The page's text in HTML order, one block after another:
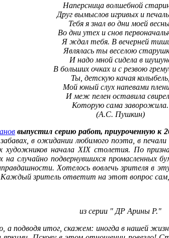
Наперсница волшебной
Друг вымыслов игривых и
Тебя я знал во дни моей
Во дни утех и снов
Я ждал тебя. В вечерней
Являлась ты веселою
И надо мной сидела в
В больших очках и с резвою
Ты, детскую качая колыбель,
Мой юный слух напевами
И меж пелен оставила
Которую сама заворожила.
(А.С. Пушкин)
выпустил серию работ, приуроченную
в ожидании любимого поэта, в
начала XIX столетия. По
случайно подвернувшихся промасленных
Хотелось вовлечь зрителя в
зритель ответит на этот вопрос
из серии " ДР Арины Р."
а подводя итог, скажем: иногда внашей